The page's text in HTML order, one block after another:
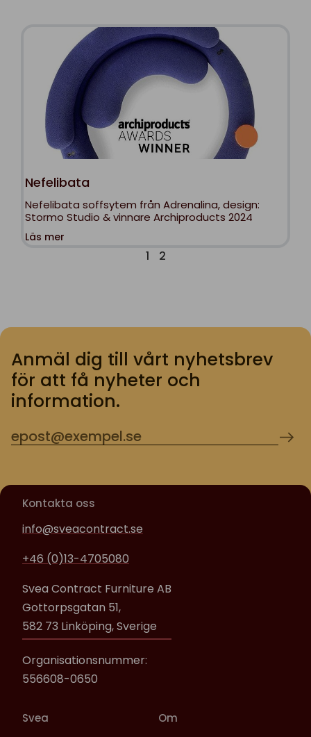
Nefelibata
Nefelibata soffsytem från Adrenalina, design:
Stormo Studio & vinnare Archiproducts 2024
Läs mer
1 2
Anmäl dig till vårt nyhetsbrev
för att få nyheter och
information.
Kontakta oss
info@sveacontract.se
+46 (0)13-4705080
Svea Contract Furniture AB
Gottorpsgatan 51,
582 73 Linköping, Sverige
Organisationsnummer:
556608-0650
Svea Om